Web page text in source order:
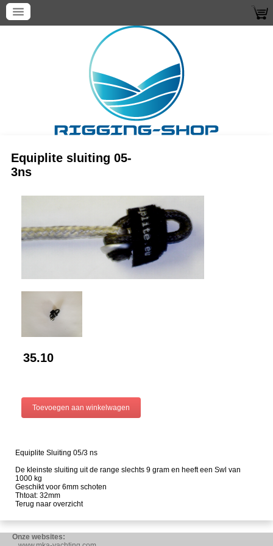
Equiplite sluiting 05-
3ns
35.10
Equiplite Sluiting 05/3 ns
De kleinste sluiting uit de range slechts 9 gram en heeft een Swl van
1000 kg
Geschikt voor 6mm schoten
Thtoat: 32mm
Terug naar overzicht
Onze websites: